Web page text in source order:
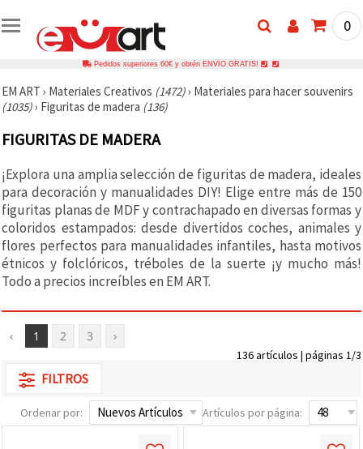
0
Pedidos superiores 60€ y obtén ENVÍO GRATIS!
EM ART › Materiales Creativos (1472)› Materiales para hacer souvenirs
(1035)› Figuritas de madera (136)
FIGURITAS DE MADERA
¡Explora una amplia selección de figuritas de madera, ideales
para decoración y manualidades DIY! Elige entre más de 150
figuritas planas de MDF y contrachapado en diversas formas y
coloridos estampados: desde divertidos coches, animales y
flores perfectos para manualidades infantiles, hasta motivos
étnicos y folclóricos, tréboles de la suerte ¡y mucho más!
Todo a precios increíbles en EM ART.
‹ 1 2 3 ›
136 artículos | páginas 1/3
FILTROS
Ordenar por: Artículos por página: